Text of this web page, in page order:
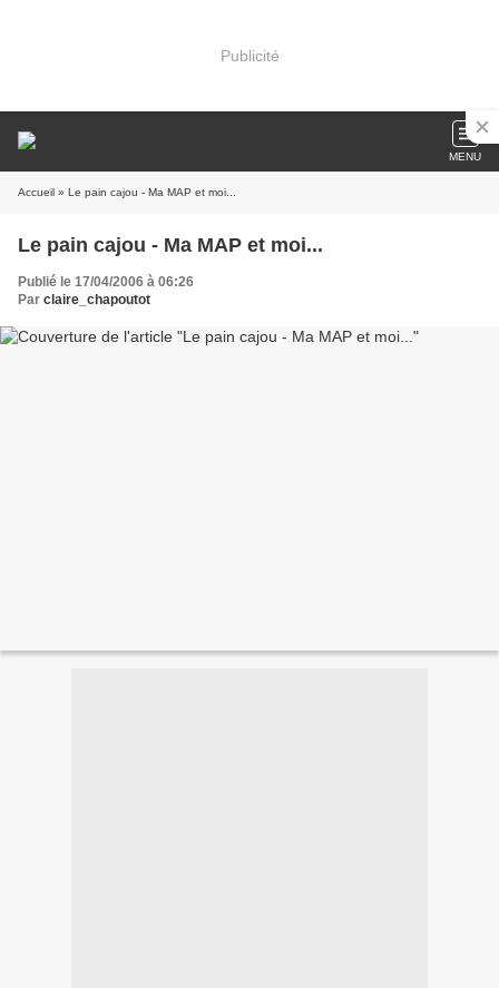
Publicité
MENU
Accueil » Le pain cajou - Ma MAP et moi...
Le pain cajou - Ma MAP et moi...
Publié le 17/04/2006 à 06:26
Par claire_chapoutot